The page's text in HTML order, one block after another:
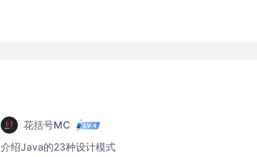
花括号MC
介绍Java的23种设计模式